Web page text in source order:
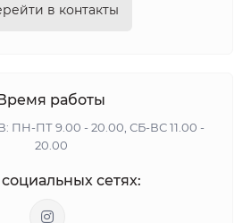
в контакты
работы
ПТ 9.00 - 20.00, СБ-ВС 11.00 -
20.00
сетях: